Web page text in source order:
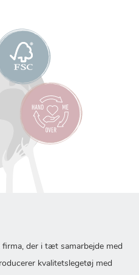
der i tæt samarbejde med
kvalitetslegetøj med